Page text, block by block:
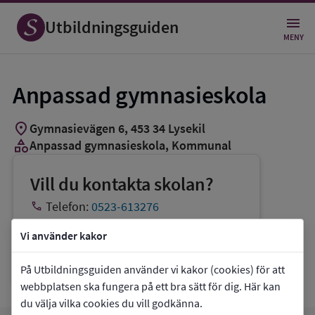
Vi använder kakor
På Utbildningsguiden använder vi kakor (cookies) för att
webbplatsen ska fungera på ett bra sätt för dig. Här kan
du välja vilka cookies du vill godkänna.
Utbildningsguiden MENY
Anpassad gymnasieskola
location_on Gymnasievägen 6, 453 34 Lysekil
categoryAnpassad gymnasieskola, Kommunal
Vill du kontakta skolan?
phone Telefon: 0523-613276
mail E-post:eva.dahlberg@lysekil.se
linkWebbplats:Anpassad gymnasieskola